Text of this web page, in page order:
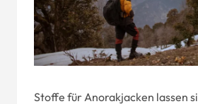
Stoffe für Anorakjacken lassen